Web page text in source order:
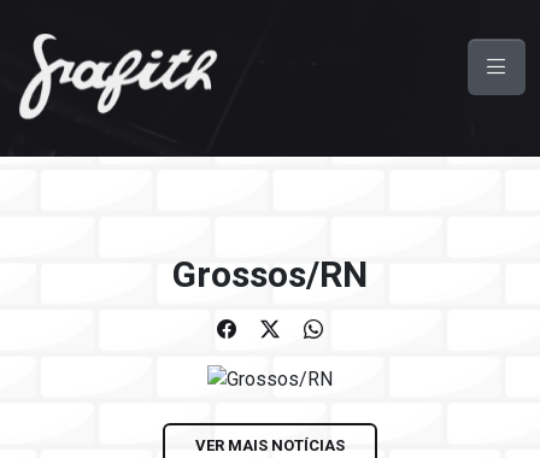
Grossos/RN
VER MAIS NOTÍCIAS